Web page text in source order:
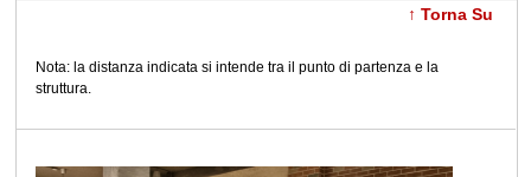
↑ Torna Su
Nota: la distanza indicata si intende tra il punto di partenza e la
struttura.